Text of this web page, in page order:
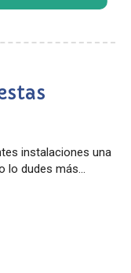
instalaciones una
lo dudes más...